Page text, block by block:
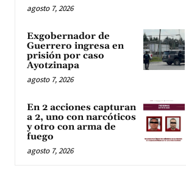
agosto 7, 2026
Exgobernador de
Guerrero ingresa en
prisión por caso
Ayotzinapa
agosto 7, 2026
En 2 acciones capturan
a 2, uno con narcóticos
y otro con arma de
fuego
agosto 7, 2026